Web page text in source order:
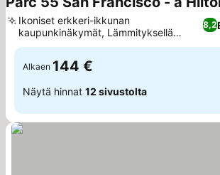
8,2
Ikoniset erkkeri-ikkunan
kaupunkinäkymät, Lämmityksellä
varustettu ulkouima-allas
Alkaen 144 €
Näytä hinnat 12 sivustolta